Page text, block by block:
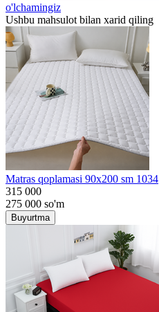
o'lchamingiz
Ushbu mahsulot bilan xarid qiling
Matras qoplamasi 90x200 sm 1034
315 000
275 000 so'm
Buyurtma